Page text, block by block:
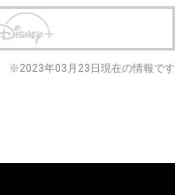
※2023年03月23日現在の情報です